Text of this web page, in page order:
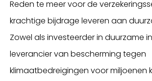
Reden te meer voor de
krachtige bijdrage leveren aan
Zowel als investeerder in duurzame
leverancier van bescherming tegen
klimaatbedreigingen voor miljoenen